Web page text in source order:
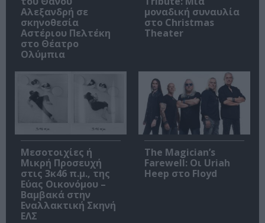
Αλεξανδρή σε
σκηνοθεσία
Αστέριου Πελτέκη
στο Θέατρο
Ολύμπια
μοναδική συναυλία
στο Christmas
Theater
Μεσοτοιχίες ή
Μικρή Προσευχή
στις 3κ46 π.μ., της
Εύας Οικονόμου –
Βαμβακά στην
Εναλλακτική Σκηνή
ΕΛΣ
The Magician’s
Farewell: Οι Uriah
Heep στο Floyd